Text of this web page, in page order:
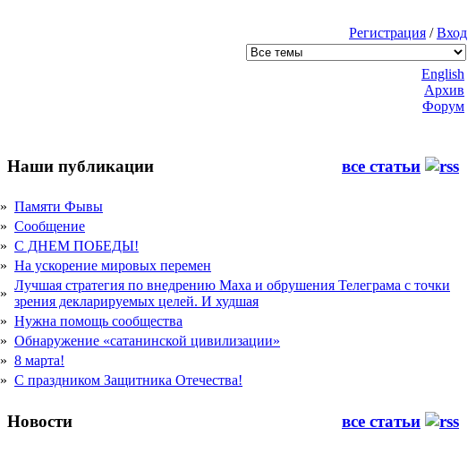
Регистрация /Вход
English
Архив
Форум
Наши публикации все статьи
» Памяти Фывы
» Сообщение
» С ДНЕМ ПОБЕДЫ!
» На ускорение мировых перемен
»
Лучшая стратегия по внедрению Маха и обрушения Телеграма с точки
зрения декларируемых целей. И худшая
» Нужна помощь сообщества
» Обнаружение «сатанинской цивилизации»
» 8 марта!
» С праздником Защитника Отечества!
Новости все статьи